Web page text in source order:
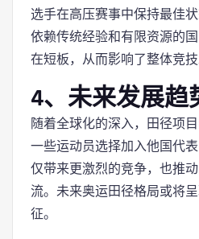
选手在高压赛事中保持最佳
依赖传统经验和有限资源的
在短板，从而影响了整体竞技
4、未来发展趋
随着全球化的深入，田径项
一些运动员选择加入他国代
仅带来更激烈的竞争，也推
流。未来奥运田径格局或将
征。